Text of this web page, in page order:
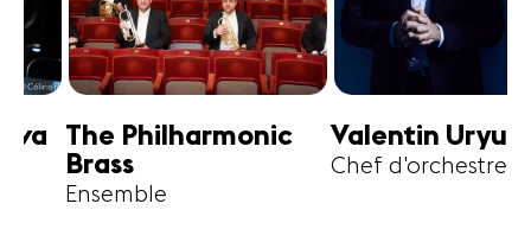
Valentin Uryupin Amihai
Alto